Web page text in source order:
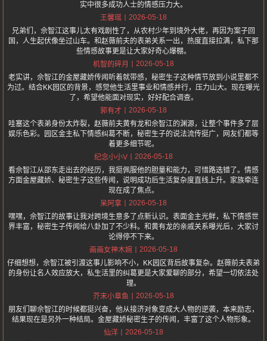
实中很多成功人士的情感压力大。
王馨瑶
2026-05-18
兄弟们，佘智江这事儿太有戏剧性了，从农村少年到境外大佬，再因为案子回
国，人生起伏像坐过山车。和赵薇前夫的表弟关系一出，热度直接拉满，私下那
些情感故事更是让大家好奇心爆棚。
机智的碎月
2026-05-18
老实讲，佘智江的金屋藏娇传闻听着就带感，秘密生子这种情节放到小说里都不
为过。结合KK园区的背景，感觉他生活里事业和情感并行，压力山大。现在曝光
了，希望他能面对现实，好好配合调查。
郭有才
2026-05-18
哇塞这个表弟身份太炸裂，赵薇前夫黄有龙和佘智江的渊源，让整个事件多了层
娱乐色彩。园区金主私下情感纠葛不断，秘密生子的说法流传挺广，网友们都等
着更多细节呢。
纪念小小V
2026-05-18
看佘智江从邵东走出去的经历，我挺佩服他的胆量和能力，可惜路选错了。情感
方面金屋藏娇、秘密生子这些传闻，说明成功后生活复杂度直线上升。家族牵连
现在成了焦点。
呆阿拿
2026-05-18
嘿嘿，佘智江的故事让我对跨境生意多了点新认识。表面金主光鲜，私下情感世
界丰富，秘密生子传闻给八卦加了不少料。和黄有龙的亲戚关系曝光后，大家讨
论得停不下来。
画画女神木婉
2026-05-18
仔细想想，佘智江被引渡这事儿影响不小，KK园区背后故事复杂。赵薇前夫表弟
的身份让名人效应放大，私生活里的纠葛更是大家爱聊的部分，希望一切依法处
理。
芥末小章鱼
2026-05-18
朋友们聊佘智江的时候都挺兴奋，他从接济对象变成大人物的逆袭，本来励志，
结果现在是另外一种结局。金屋藏娇秘密生子的传闻，丰富了这个人物形象。
仙洋
2026-05-18